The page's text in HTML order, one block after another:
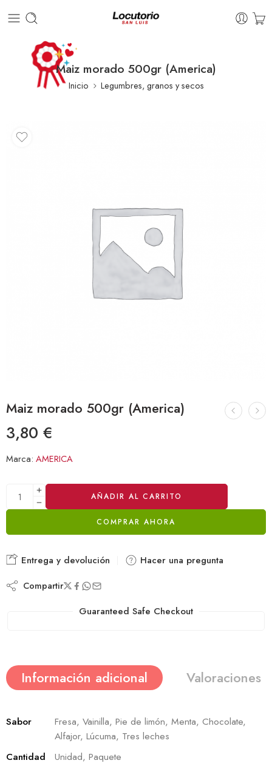
Maiz morado 500gr (America)
Inicio Legumbres, granos y secos
Maiz morado 500gr (America)
3,80 €
Marca: AMERICA
AÑADIR AL CARRITO
COMPRAR AHORA
Alternative:
Entrega y devolución Hacer una pregunta
Compartir
Guaranteed Safe Checkout
Información adicional Valoraciones
Sabor
Fresa, Vainilla, Pie de limón, Menta, Chocolate,
Alfajor, Lúcuma, Tres leches
Cantidad
Unidad, Paquete